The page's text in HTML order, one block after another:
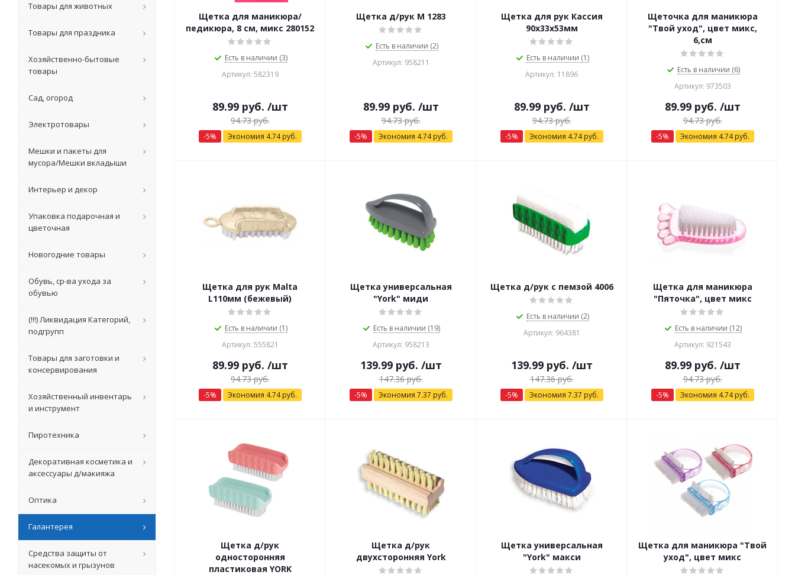
Щетка для маникюра/
педикюра, 8 см, микс 280152
Есть в наличии (3)
Артикул: 582319
89.99руб. /шт
94.73руб.
-5% Экономия 4.74руб.
Щетка д/рук М 1283
Есть в наличии (2)
Артикул: 958211
89.99руб. /шт
94.73руб.
-5% Экономия 4.74руб.
Щетка для рук Кассия
90х33х53мм
Есть в наличии (1)
Артикул: 11896
89.99руб. /шт
94.73руб.
-5% Экономия 4.74руб.
Щеточка для маникюра
"Твой уход", цвет микс,
6,см
Есть в наличии (6)
Артикул: 973503
89.99руб. /шт
94.73руб.
-5% Экономия 4.74руб.
Щетка для рук Malta
L110мм (бежевый)
Есть в наличии (1)
Артикул: 555821
89.99руб. /шт
94.73руб.
-5% Экономия 4.74руб.
Щетка универсальная
"York" миди
Есть в наличии (19)
Артикул: 958213
139.99руб. /шт
147.36руб.
-5% Экономия 7.37 руб.
Щетка д/рук с пемзой 4006
Есть в наличии (2)
Артикул: 964381
139.99руб. /шт
147.36руб.
-5% Экономия 7.37 руб.
Щетка для маникюра
"Пяточка", цвет микс
Есть в наличии (12)
Артикул: 921543
89.99руб. /шт
94.73руб.
-5% Экономия 4.74руб.
Щетка д/рук
односторонняя
пластиковая YORK
Щетка д/рук
двухсторонняя York
Щетка универсальная
"York" макси
Щетка для маникюра "Твой
уход", цвет микс
Товары для животных
Товары для праздника
Хозяйственно-бытовые
товары
Сад, огород
Электротовары
Мешки и пакеты для
мусора/Мешки вкладыши
Интерьер и декор
Упаковка подарочная и
цветочная
Новогодние товары
Обувь, ср-ва ухода за
обувью
(!!!) Ликвидация Категорий,
подгрупп
Товары для заготовки и
консервирования
Хозяйственный инвентарь
и инструмент
Пиротехника
Декоративная косметика и
аксессуары д/макияжа
Оптика
Галантерея
Средства защиты от
насекомых и грызунов